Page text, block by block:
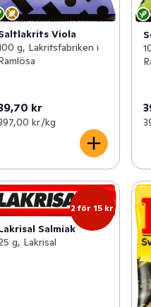
Viola
g, Lakritsfabriken i
kr
kr /kg
2 för 15 kr
Salmiak
g, Lakrisal